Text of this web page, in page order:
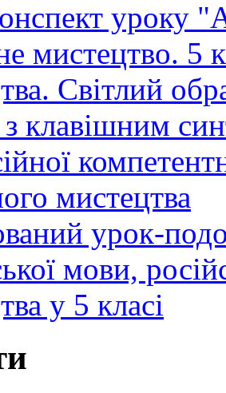
уроку
мистецтво. 5
Світлий
клавішним
мистецтва
урок-
мови,
у 5 класі